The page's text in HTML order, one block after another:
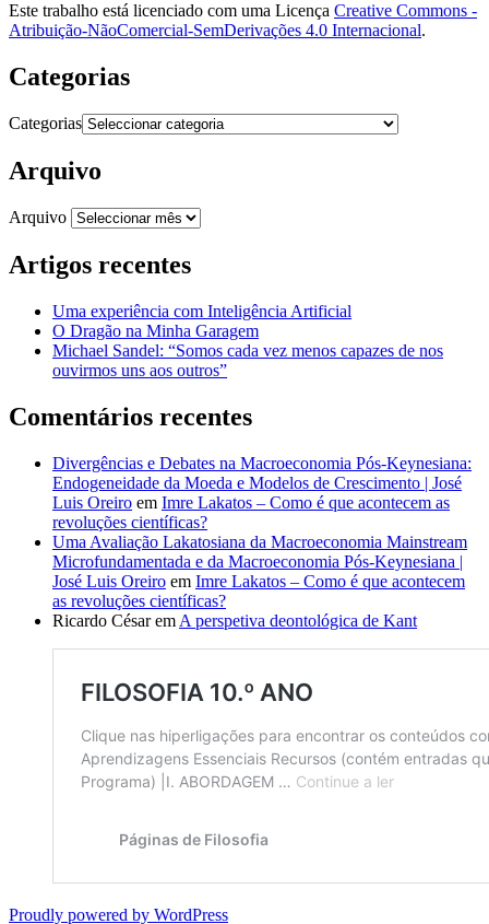
Este trabalho está licenciado com uma Licença Creative Commons -
Atribuição-NãoComercial-SemDerivações 4.0 Internacional.
Categorias
Categorias
Arquivo
Arquivo
Artigos recentes
Uma experiência com Inteligência Artificial
O Dragão na Minha Garagem
Michael Sandel: “Somos cada vez menos capazes de nos
ouvirmos uns aos outros”
Comentários recentes
Divergências e Debates na Macroeconomia Pós-Keynesiana:
Endogeneidade da Moeda e Modelos de Crescimento | José
Luis Oreiro em Imre Lakatos – Como é que acontecem as
revoluções científicas?
Uma Avaliação Lakatosiana da Macroeconomia Mainstream
Microfundamentada e da Macroeconomia Pós-Keynesiana |
José Luis Oreiro em Imre Lakatos – Como é que acontecem
as revoluções científicas?
Ricardo Césarem A perspetiva deontológica de Kant
Proudly powered by WordPress